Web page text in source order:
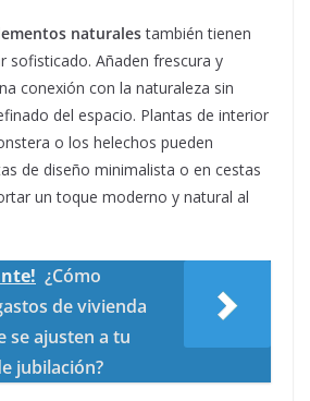
naturalestambién tienen
sofisticado. Añaden frescura y
conexión con la naturaleza sin
del espacio. Plantas de interior
o los helechos pueden
de diseño minimalista o en cestas
un toque moderno y natural al
¿Cómo
de vivienda
se ajusten a tu
jubilación?